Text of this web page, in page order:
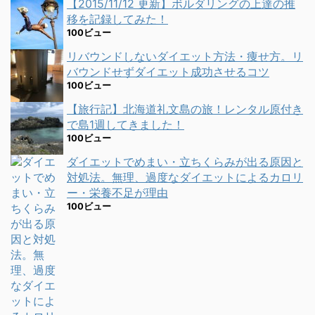
【2015/11/12 更新】ボルダリングの上達の推
移を記録してみた！
100ビュー
リバウンドしないダイエット方法・痩せ方。リ
バウンドせずダイエット成功させるコツ
100ビュー
【旅行記】北海道礼文島の旅！レンタル原付き
で島1週してきました！
100ビュー
ダイエットでめまい・立ちくらみが出る原因と
対処法。無理、過度なダイエットによるカロリ
ー・栄養不足が理由
100ビュー